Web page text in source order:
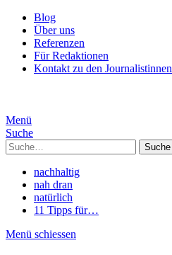
Blog
Über uns
Referenzen
Für Redaktionen
Kontakt zu den Journalistinnen
Menü
Suche
Suche
nachhaltig
nah dran
natürlich
11 Tipps für…
Menü schiessen